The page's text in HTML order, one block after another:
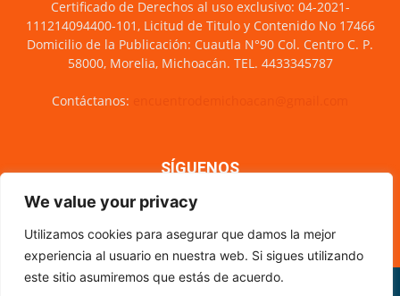
We value your privacy
Utilizamos cookies para asegurar que damos la mejor
experiencia al usuario en nuestra web. Si sigues utilizando
este sitio asumiremos que estás de acuerdo.
Certificado de Derechos al uso exclusivo: 04-2021-
111214094400-101, Licitud de Titulo y Contenido No 17466
Domicilio de la Publicación: Cuautla N°90 Col. Centro C. P.
58000, Morelia, Michoacán. TEL. 4433345787
Contáctanos:
SÍGUENOS
Nosotros